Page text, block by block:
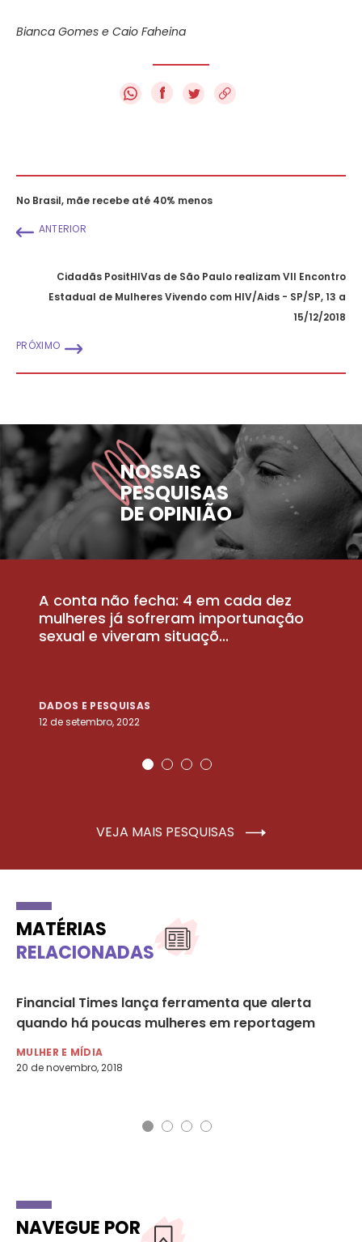
Bianca Gomes e Caio Faheina
f
No Brasil, mãe recebe até 40% menos
ANTERIOR
Cidadãs PositHIVas de São Paulo realizam VII Encontro
Estadual de Mulheres Vivendo com HIV/Aids - SP/SP, 13 a
15/12/2018
PRÓXIMO
NOSSAS
PESQUISAS
DE OPINIÃO
A conta não fecha: 4 em cada dez
mulheres já sofreram importunação
sexual e viveram situaçõ...
DADOS E PESQUISAS
12 de setembro, 2022
VEJA MAIS PESQUISAS
MATÉRIAS
RELACIONADAS
Financial Times lança ferramenta que alerta
quando há poucas mulheres em reportagem
MULHER E MÍDIA
20 de novembro, 2018
NAVEGUE POR